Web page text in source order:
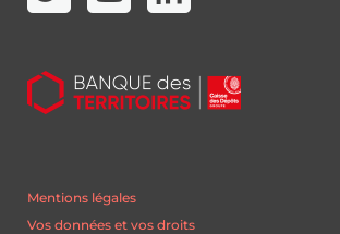
Mentions légales
Vos données et vos droits